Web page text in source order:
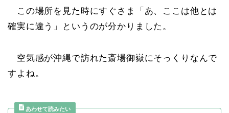
この場所を見た時にすぐさま「あ、ここは他とは
確実に違う」というのが分かりました。
空気感が沖縄で訪れた斎場御嶽にそっくりなんで
すよね。